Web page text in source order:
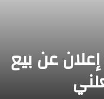
عن بيع